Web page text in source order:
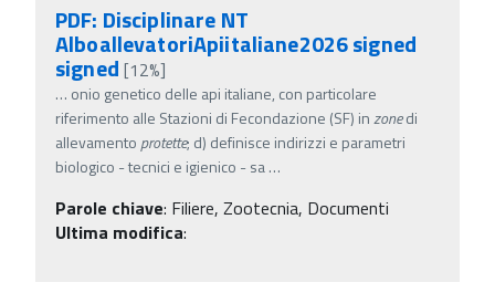
PDF: Disciplinare NT
AlboallevatoriApiitaliane2026 signed
signed [12%]
… onio genetico delle api italiane, con particolare
riferimento alle Stazioni di Fecondazione (SF) inzonedi
allevamento protette; d) definisce indirizzi e parametri
biologico - tecnici e igienico - sa…
Parole chiave: Filiere, Zootecnia, Documenti
Ultima modifica: